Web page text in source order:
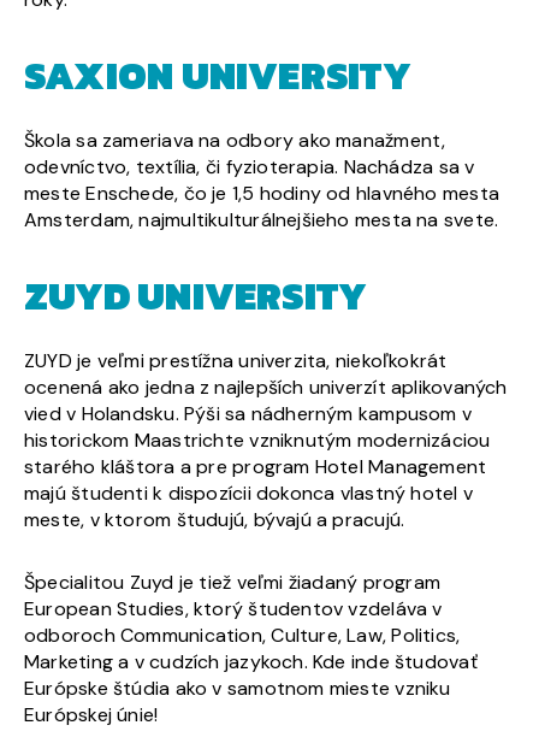
SAXION UNIVERSITY
Škola sa zameriava na odbory ako manažment,
odevníctvo, textília, či fyzioterapia. Nachádza sa v
meste Enschede, čo je 1,5 hodiny od hlavného mesta
Amsterdam, najmultikulturálnejšieho mesta na svete.
ZUYD UNIVERSITY
ZUYD je veľmi prestížna univerzita, niekoľkokrát
ocenená ako jedna z najlepších univerzít aplikovaných
vied v Holandsku. Pýši sa nádherným kampusom v
historickom Maastrichte vzniknutým modernizáciou
starého kláštora a pre program Hotel Management
majú študenti k dispozícii dokonca vlastný hotel v
meste, v ktorom študujú, bývajú a pracujú.
Špecialitou Zuyd je tiež veľmi žiadaný program
European Studies, ktorý študentov vzdeláva v
odboroch Communication, Culture, Law, Politics,
Marketing a v cudzích jazykoch. Kde inde študovať
Európske štúdia ako v samotnom mieste vzniku
Európskej únie!